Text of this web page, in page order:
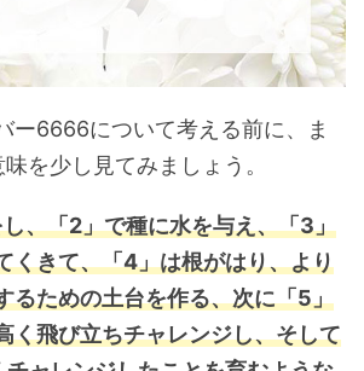
ー6666について考える前に、ま
を少し見てみましょう。
、「2」で種に水を与え、「3」
くきて、「4」は根がはり、より
るための土台を作る、次に「5」
く飛び立ちチャレンジし、そして